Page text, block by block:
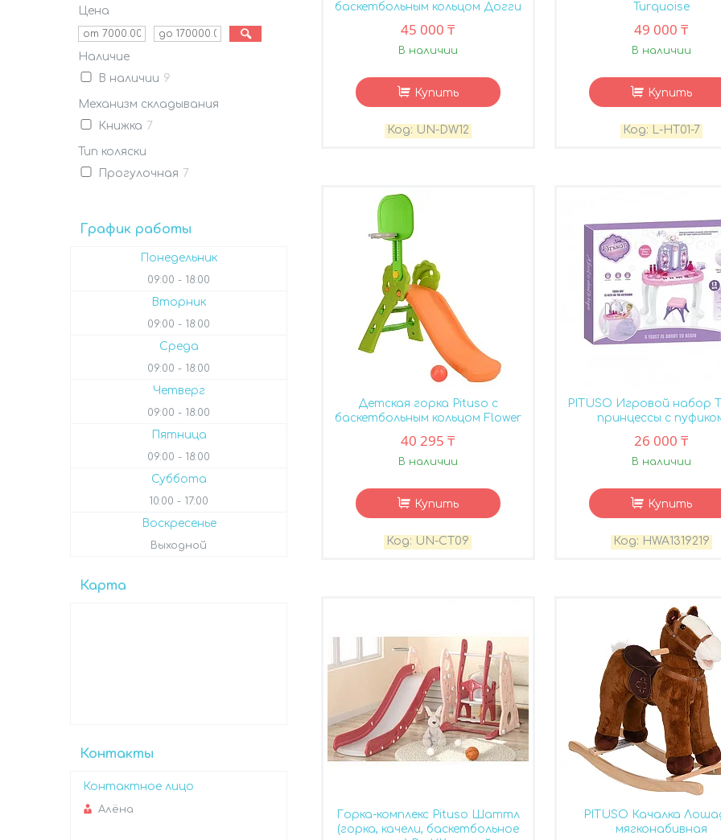
баскетбольным кольцом Догги
45 000 ₸
В наличии
Купить
UN-DW12
Turquoise
49 000 ₸
В наличии
Купить
L-HT01-7
Детская горка Pituso с
баскетбольным кольцом Flower
40 295 ₸
В наличии
Купить
UN-CT09
PITUSO Игровой набор
принцессы с
26 000 ₸
В наличии
Купить
HWA1319219
Горка-комплекс Pituso Шаттл
(горка, качели, баскетбольное
PITUSO Качалка
мягконабивная
Цена
Наличие
В наличии 9
Механизм складывания
Книжка 7
Тип коляски
Прогулочная 7
График работы
Понедельник
09:00 18:00
Вторник
09:00 18:00
Среда
09:00 18:00
Четверг
09:00 18:00
Пятница
09:00 18:00
Суббота
10:00 17:00
Воскресенье
Выходной
Карта
Контакты
Алёна